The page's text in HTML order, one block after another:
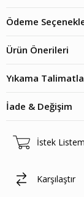
Ödeme
Ürün Önerileri
Yıkama
İade & Değişim
İstek
Karşılaştır